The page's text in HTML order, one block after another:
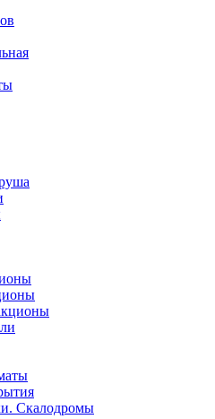
Скалодромы